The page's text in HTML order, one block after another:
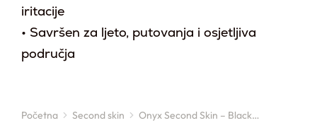
iritacije
• Savršen za ljeto, putovanja i osjetljiva
područja
You are here:
Početna Second skin Onyx Second Skin – Black…